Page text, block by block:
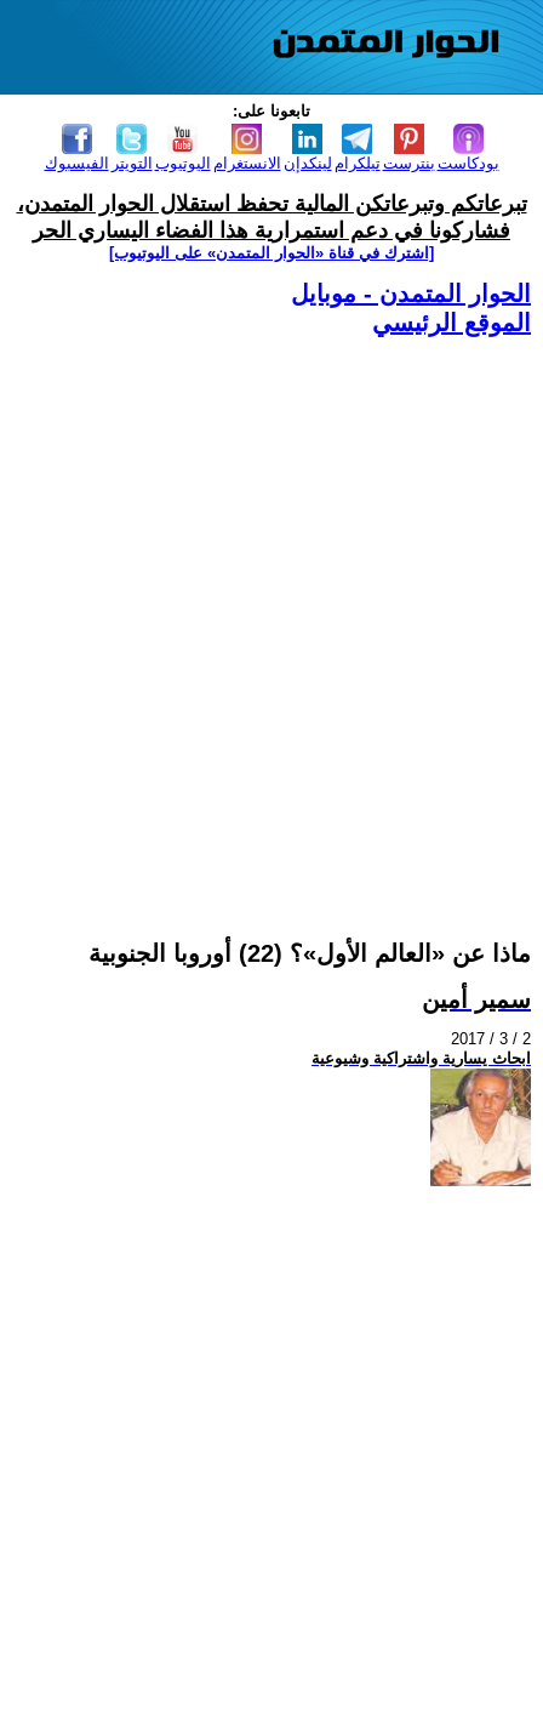
تابعونا على:
الفيسبوك التويتر اليوتيوب الانستغرام لينكدإن تيلكرامبنترست بودكاست
تبرعاتكم وتبرعاتكن المالية تحفظ استقلال الحوار المتمدن،
فشاركونا في دعم استمرارية هذا الفضاء اليساري الحر
[اشترك في قناة ‫«الحوار المتمدن» على اليوتيوب]
الحوار المتمدن - موبايل
الموقع الرئيسي
ماذا عن «العالم الأول»؟ (22) أوروبا الجنوبية
سمير أمين
2017 / 3 / 2
ابحاث يسارية واشتراكية وشيوعية